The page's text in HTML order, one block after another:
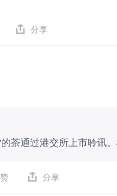
分享
茶通过港交所上市聆讯
分享